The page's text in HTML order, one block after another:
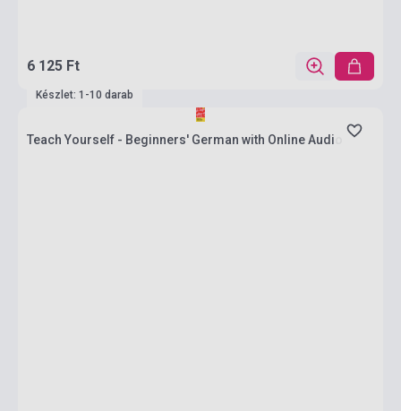
6 125 Ft
Készlet: 1-10 darab
Teach Yourself - Beginners' German with Online Audio